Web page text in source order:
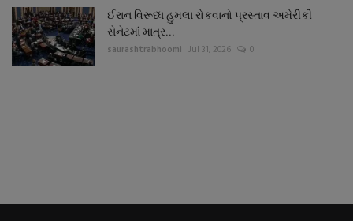
ઈરાન વિરૂધ્ધ હુમલા રોકવાનો પ્રસ્તાવ અમેરીકી
સેનેટમાં માત્ર...
saurashtrabhoomi Jul 31, 2026 0